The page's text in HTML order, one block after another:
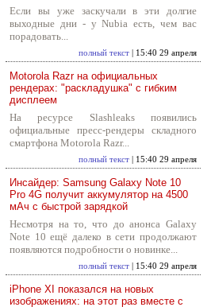
Если вы уже заскучали в эти долгие
выходные дни - у Nubia есть, чем вас
порадовать...
полный текст | 15:40 29 апреля
Motorola Razr на официальных
рендерах: "раскладушка" с гибким
дисплеем
На ресурсе Slashleaks появились
официальные пресс-рендеры складного
смартфона Motorola Razr...
полный текст | 15:40 29 апреля
Инсайдер: Samsung Galaxy Note 10
Pro 4G получит аккумулятор на 4500
мАч с быстрой зарядкой
Несмотря на то, что до анонса Galaxy
Note 10 ещё далеко в сети продолжают
появляются подробности о новинке...
полный текст | 15:40 29 апреля
iPhone XI показался на новых
изображениях: на этот раз вместе с